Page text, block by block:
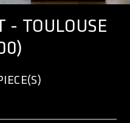
- TOULOUSE